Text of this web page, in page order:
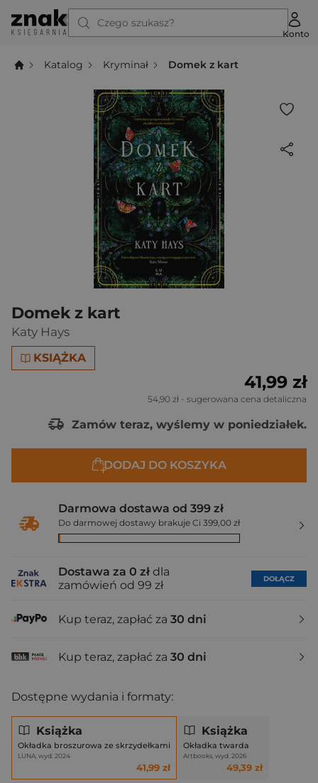
Czego szukasz?
Konto
Katalog Kryminał Domek z kart
Domek z kart
Katy Hays
KSIĄŻKA
41,99 zł
54,90 zł - sugerowana cena detaliczna
Zamów teraz, wyślemy w poniedziałek.
DODAJ DO KOSZYKA
Darmowa dostawa od 399 zł
Do darmowej dostawy brakuje Ci 399,00 zł
Dostawa za 0 zł dla
zamówień od 99 zł
DOŁĄCZ
Kup teraz, zapłać za 30 dni
Kup teraz, zapłać za 30 dni
Dostępne wydania i formaty:
Książka
Okładka broszurowa ze skrzydełkami
LUNA, wyd. 2024
41,99 zł
Książka
Okładka twarda
Artbooks, wyd. 2026
49,39 zł